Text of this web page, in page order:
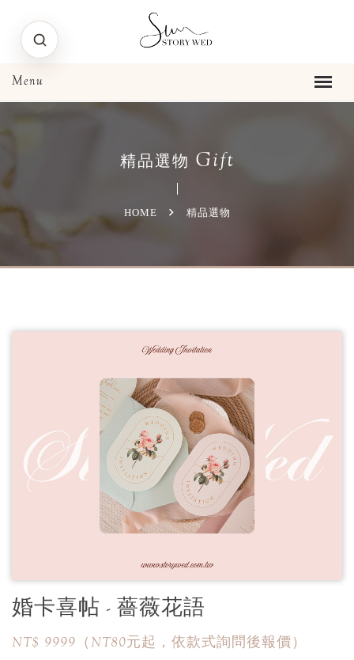
精品選物 Gift
HOME 精品選物
婚卡喜帖 - 薔薇花語
NT$ 9999（NT80元起，依款式詢問後報價）